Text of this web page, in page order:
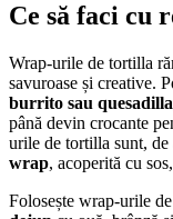
Ce să faci cu
Wrap-urile de tortilla
savuroase și creative.
burrito sau quesadilla
până devin crocante
urile de tortilla sunt, de
wrap, acoperită cu
Folosește wrap-urile